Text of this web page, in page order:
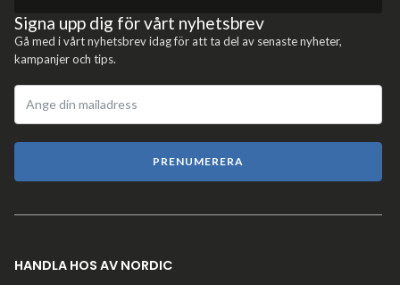
Signa upp dig för vårt nyhetsbrev
Gå med i vårt nyhetsbrev idag för att ta del av senaste nyheter,
kampanjer och tips.
PRENUMERERA
HANDLA HOS AV NORDIC